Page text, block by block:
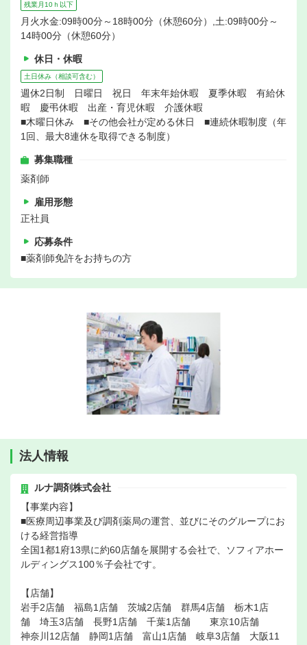
残業月10ｈ以下
月火水金:09時00分～18時00分（休憩60分）,土:09時00分～
14時00分（休憩60分）
休日・休暇
土日休み（相談可含む）
週休2日制 日曜日 祝日 年末年始休暇 夏季休暇 有給休
暇 慶弔休暇 出産・育児休暇 介護休暇
■木曜日休み ■その他会社が定める休日 ■連続休暇制度（年
1回、最大8連休を取得できる制度）
募集職種
薬剤師
雇用形態
正社員
応募条件
■薬剤師免許をお持ちの方
法人情報
ルナ調剤株式会社
【事業内容】
■医療周辺事業及び調剤薬局の運営、並びにそのグループにお
ける経営指導
全国1都1府13県に約60店舗を展開する会社で、ソフィアホー
ルディングス100％子会社です。
【店舗】
岩手2店舗 福島1店舗 茨城2店舗 群馬4店舗 栃木1店
舗 埼玉3店舗 長野1店舗 千葉1店舗 東京10店舗
神奈川12店舗 静岡1店舗 富山1店舗 岐阜3店舗 大阪11